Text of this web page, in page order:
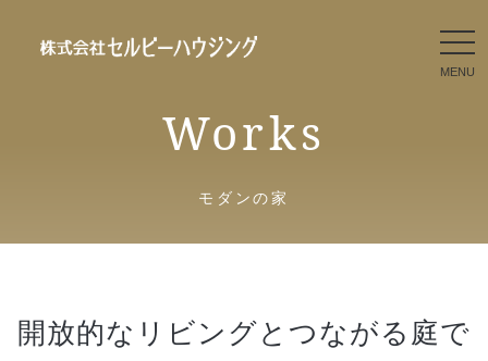
計の住宅メーカー ツーバイフ
Works
モダンの家
開放的なリビングとつながる庭で